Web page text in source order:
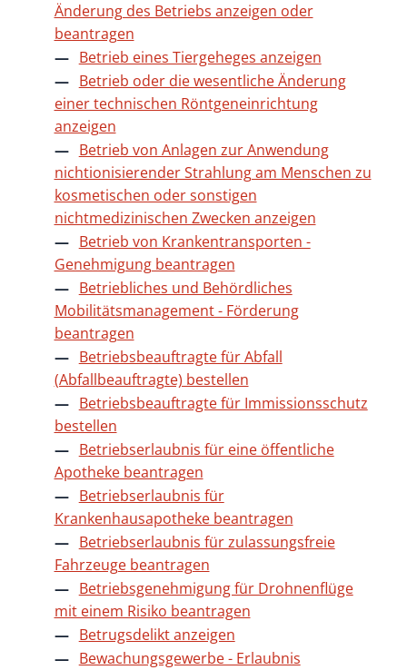
Änderung des Betriebs anzeigen oder
beantragen
Betrieb eines Tiergeheges anzeigen
Betrieb oder die wesentliche Änderung
einer technischen Röntgeneinrichtung
anzeigen
Betrieb von Anlagen zur Anwendung
nichtionisierender Strahlung am Menschen zu
kosmetischen oder sonstigen
nichtmedizinischen Zwecken anzeigen
Betrieb von Krankentransporten -
Genehmigung beantragen
Betriebliches und Behördliches
Mobilitätsmanagement - Förderung
beantragen
Betriebsbeauftragte für Abfall
(Abfallbeauftragte) bestellen
Betriebsbeauftragte für Immissionsschutz
bestellen
Betriebserlaubnis für eine öffentliche
Apotheke beantragen
Betriebserlaubnis für
Krankenhausapotheke beantragen
Betriebserlaubnis für zulassungsfreie
Fahrzeuge beantragen
Betriebsgenehmigung für Drohnenflüge
mit einem Risiko beantragen
Betrugsdelikt anzeigen
Bewachungsgewerbe - Erlaubnis